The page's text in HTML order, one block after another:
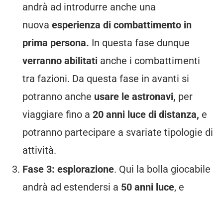
andrà ad introdurre anche una
nuova esperienza di combattimento in
prima persona. In questa fase dunque
verranno abilitati anche i combattimenti
tra fazioni. Da questa fase in avanti si
potranno anche usare le astronavi, per
viaggiare fino a 20 anni luce di distanza, e
potranno partecipare a svariate tipologie di
attività.
Fase 3: esplorazione. Qui la bolla giocabile
andrà ad estendersi a 50 anni luce, e